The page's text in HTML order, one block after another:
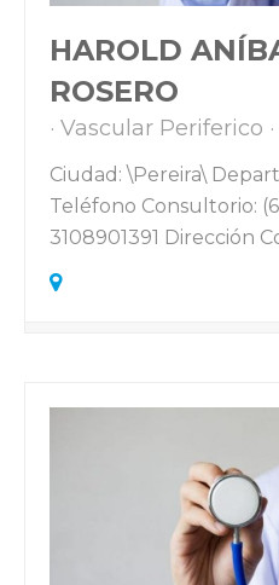
HAROLD
ROSERO
Vascular Periferico
Ciudad: \Pereira\
Teléfono Consultorio:
3108901391 Dirección